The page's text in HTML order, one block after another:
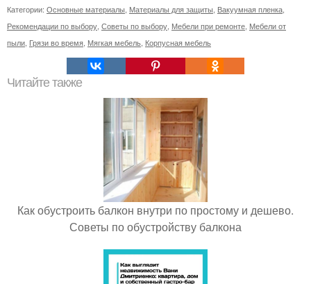
Категории: Основные материалы, Материалы для защиты, Вакуумная пленка,
Рекомендации по выбору, Советы по выбору, Мебели при ремонте, Мебели от
пыли, Грязи во время, Мягкая мебель, Корпусная мебель
Читайте также
Как обустроить балкон внутри по простому и дешево.
Советы по обустройству балкона